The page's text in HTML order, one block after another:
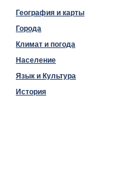
География и карты
Города
Климат и погода
Население
Язык и Культура
История